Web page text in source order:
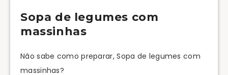
Sopa de legumes com
massinhas
Não sabe como preparar, Sopa de legumes com
massinhas?